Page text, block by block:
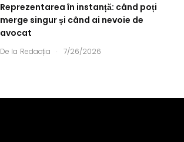
Reprezentarea în instanță: când poți
merge singur și când ai nevoie de
avocat
De la Redacția . 7/26/2026